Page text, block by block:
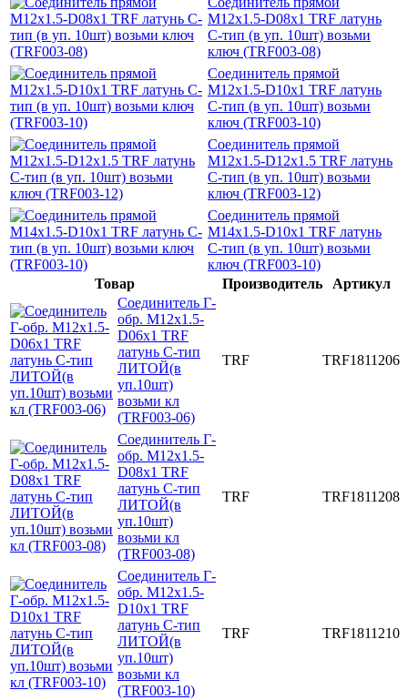
M12x1.5-D08x1 TRF латунь
C-тип (в уп. 10шт) возьми
ключ (TRF003-08)
Соединитель прямой
M12x1.5-D10x1 TRF латунь
C-тип (в уп. 10шт) возьми
ключ (TRF003-10)
Соединитель прямой
M12x1.5-D12x1.5 TRF латунь
C-тип (в уп. 10шт) возьми
ключ (TRF003-12)
Соединитель прямой
M14x1.5-D10x1 TRF латунь
C-тип (в уп. 10шт) возьми
ключ (TRF003-10)
Товар
Производитель
Артикул
Соединитель Г-
обр. M12x1.5-
D06x1 TRF
латунь С-тип
ЛИТОЙ(в
уп.10шт)
возьми кл
(TRF003-06)
TRF TRF1811206
Соединитель Г-
обр. M12x1.5-
D08x1 TRF
латунь C-тип
ЛИТОЙ(в
уп.10шт)
возьми кл
(TRF003-08)
TRF TRF1811208
Соединитель Г-
обр. M12x1.5-
D10x1 TRF
латунь C-тип
ЛИТОЙ(в
уп.10шт)
возьми кл
(TRF003-10)
TRF TRF1811210